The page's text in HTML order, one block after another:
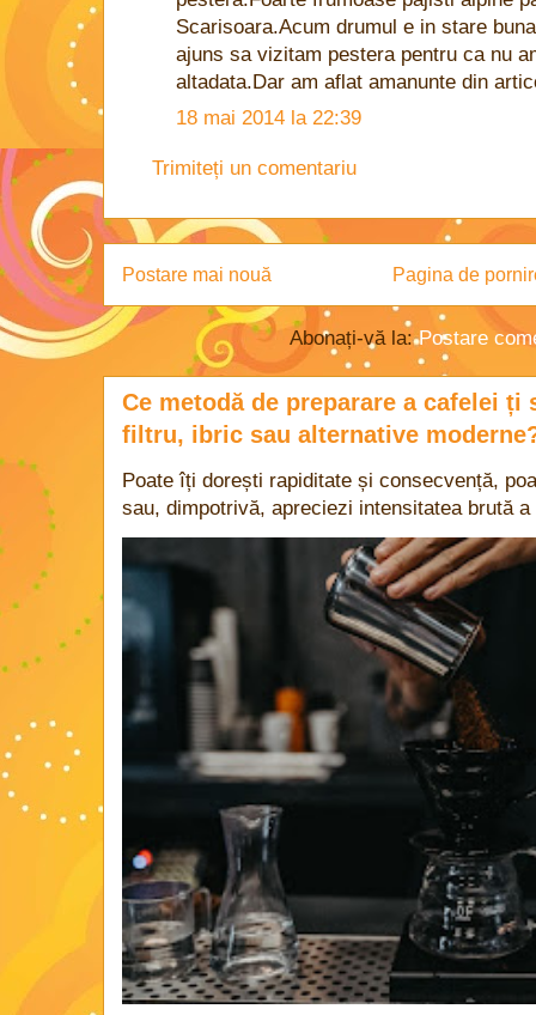
Scarisoara.Acum drumul e in stare
ajuns sa vizitam pestera pentru ca nu
altadata.Dar am aflat amanunte din
18 mai 2014 la 22:39
Trimiteți un comentariu
Postare mai nouă Pagina de
Abonați-vă la:Postare
Ce metodă de preparare a cafelei
filtru, ibric sau alternative
Poate îți dorești rapiditate și consecvență,
sau, dimpotrivă, apreciezi intensitatea brută